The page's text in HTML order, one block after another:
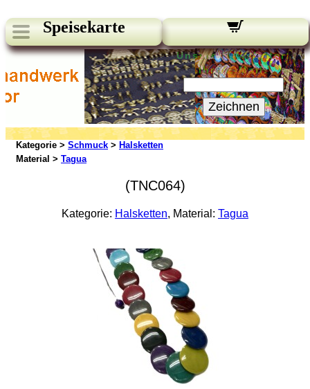
Speisekarte
Unsere Newsletter:
Ihre E-Mail:
Zeichnen
Kategorie > Schmuck > Halsketten
Material > Tagua
(TNC064)
Kategorie: Halsketten, Material: Tagua